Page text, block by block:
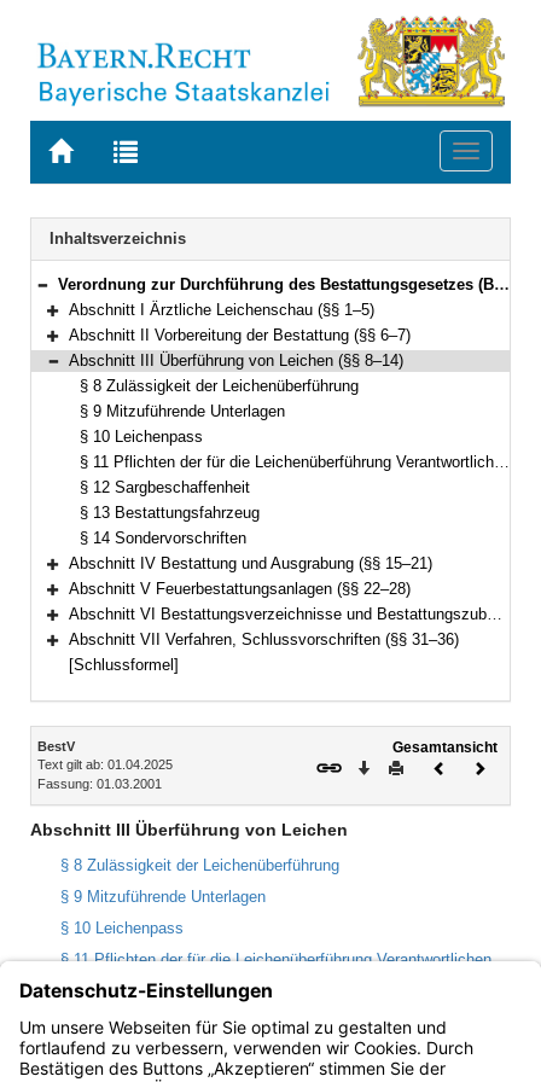
Zur
BAYERN.RECHT
Zur
letzten
Suche
Toggle
Navigation
Inhaltsverzeichnis
Bereich reduzieren
Verordnung zur Durchführung des Bestattungsgesetzes (Bestattungsverordnung – BestV) Vom 1. März 2001 (GVBl. S. 92, ber. S. 190) BayRS 2127-1-1-G (§§ 1–36)
Bereich erweitern
Abschnitt I Ärztliche Leichenschau (§§ 1–5)
Bereich erweitern
Abschnitt II Vorbereitung der Bestattung (§§ 6–7)
Bereich reduzieren
Abschnitt III Überführung von Leichen (§§ 8–14)
§ 8 Zulässigkeit der Leichenüberführung
§ 9 Mitzuführende Unterlagen
§ 10 Leichenpass
§ 11 Pflichten der für die Leichenüberführung Verantwortlichen
§ 12 Sargbeschaffenheit
§ 13 Bestattungsfahrzeug
§ 14 Sondervorschriften
Bereich erweitern
Abschnitt IV Bestattung und Ausgrabung (§§ 15–21)
Bereich erweitern
Abschnitt V Feuerbestattungsanlagen (§§ 22–28)
Bereich erweitern
Abschnitt VI Bestattungsverzeichnisse und Bestattungszubehör (§§ 29–30)
Bereich erweitern
Abschnitt VII Verfahren, Schlussvorschriften (§§ 31–36)
[Schlussformel]
Inhalt
BestV
Text gilt ab: 01.04.2025
Fassung: 01.03.2001
Gesamtansicht
Download
DruckenVorheriges
Abschnitt III Überführung von Leichen
§ 8 Zulässigkeit der Leichenüberführung
§ 9 Mitzuführende Unterlagen
§ 10 Leichenpass
§ 11 Pflichten der für die Leichenüberführung Verantwortlichen
§ 12 Sargbeschaffenheit
§ 13 Bestattungsfahrzeug
§ 14 Sondervorschriften